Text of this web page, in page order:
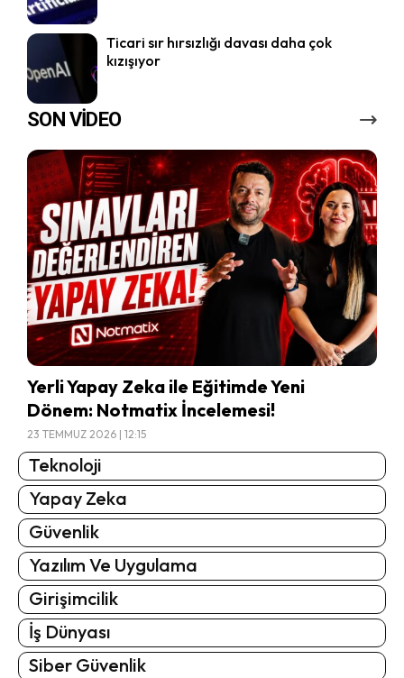
Ticari sır hırsızlığı davası daha çok
kızışıyor
SON VİDEO
Yerli Yapay Zeka ile Eğitimde Yeni
Dönem: Notmatix İncelemesi!
23 TEMMUZ 2026 | 12:15
Teknoloji
Yapay Zeka
Güvenlik
Yazılım Ve Uygulama
Girişimcilik
İş Dünyası
Siber Güvenlik